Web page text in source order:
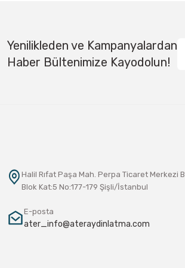
Yenilikleden ve Kampanyalardan
Haber Bültenimize Kayodolun!
Halil Rıfat Paşa Mah. Perpa Ticaret Merkezi B
Blok Kat:5 No:177-179 Şişli/İstanbul
E-posta
ater_info@ateraydinlatma.com